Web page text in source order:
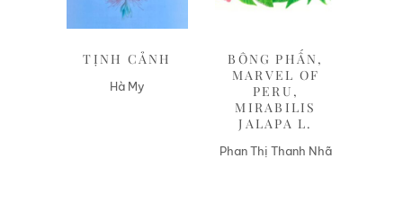
TỊNH CẢNH
Hà My
BÔNG PHẤN,
MARVEL OF
PERU,
MIRABILIS
JALAPA L.
Phan Thị Thanh Nhã